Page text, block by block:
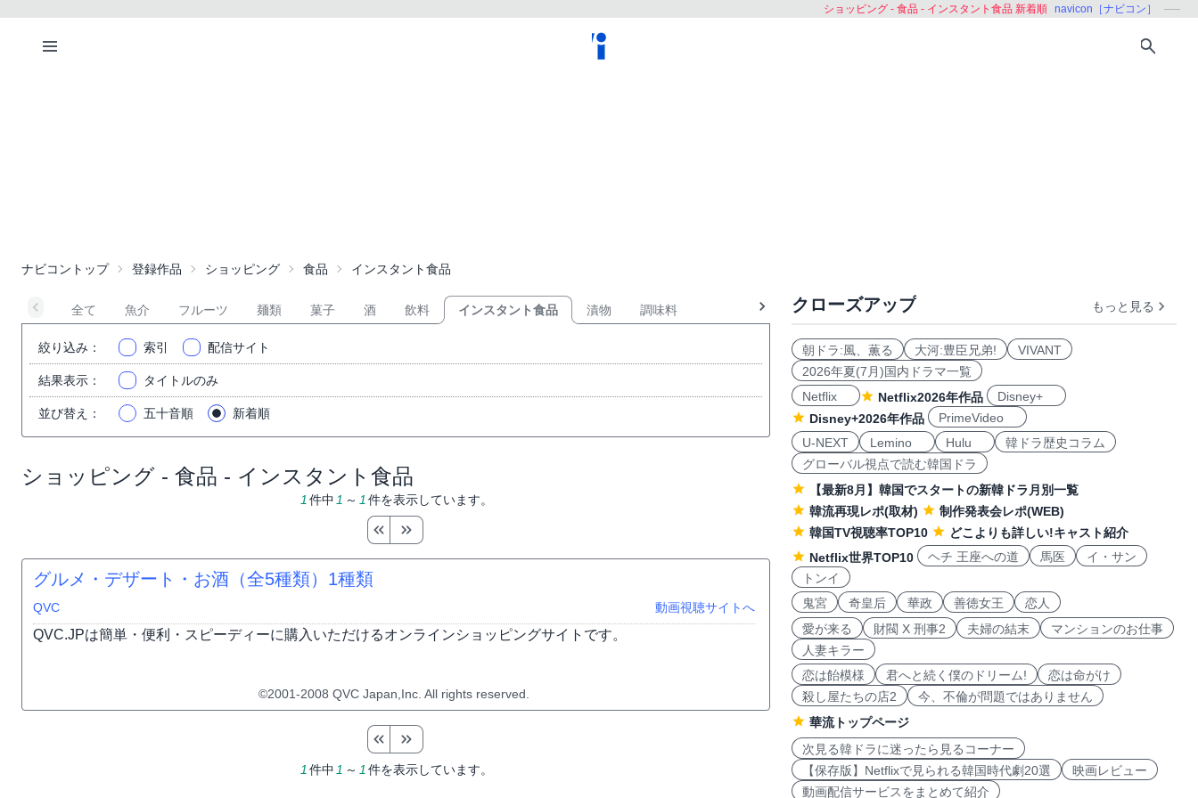
ショッピング - 食品 - インスタント食品 新着順 navicon［ナビコン］
ナビコントップ 登録作品 ショッピング 食品 インスタント食品
全て 魚介 フルーツ 麺類 菓子 酒 飲料 インスタント食品 漬物 調味料
絞り込み ： 索引 配信サイト
結果表示 ： タイトルのみ
並び替え ： 五十音順 新着順
ショッピング - 食品 - インスタント食品
1 件中 1 ～ 1 件を表示しています。
グルメ・デザート・お酒（全5種類） 1種類
QVC 動画視聴サイトへ
QVC.JPは簡単・便利・スピーディーに購入いただけるオンラインショッピングサイトです。
©2001-2008 QVC Japan,Inc. All rights reserved.
1 件中 1 ～ 1 件を表示しています。
クローズアップ もっと見る
朝ドラ:風、薫る 大河:豊臣兄弟!
VIVANT
2026年夏(7月)国内ドラマ一覧
Netflix
Netflix2026年作品
Disney+
Disney+2026年作品
PrimeVideo
U-NEXT
Lemino Hulu
韓ドラ歴史コラム
グローバル視点で読む韓国ドラ
【最新8月】韓国でスタートの新韓ドラ月別一覧
韓流再現レポ(取材)
制作発表会レポ(WEB)
韓国TV視聴率TOP10
どこよりも詳しい!キャスト紹介
Netflix世界TOP10
ヘチ 王座への道 馬医
イ・サン
トンイ
鬼宮
奇皇后 華政 善徳女王
恋人
愛が来る
財閥 X 刑事2 夫婦の結末
マンションのお仕事
人妻キラー
恋は飴模様
君へと続く僕のドリーム!
恋は命がけ
殺し屋たちの店2
今、不倫が問題ではありません
華流トップページ
次見る韓ドラに迷ったら見るコーナー
【保存版】Netflixで見られる韓国時代劇20選
映画レビュー
動画配信サービスをまとめて紹介